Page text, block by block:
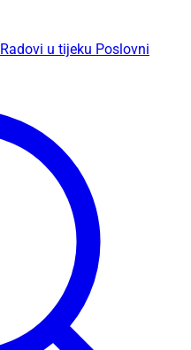
Radovi u tijeku Poslovni